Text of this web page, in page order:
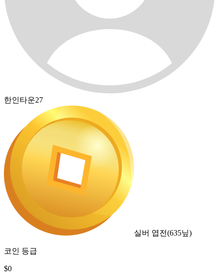
한인타운27
실버 엽전(635닢)
코인 등급
$0